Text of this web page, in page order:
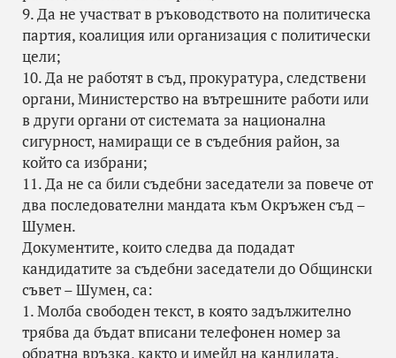
9. Да не участват в ръководството на политическа
партия, коалиция или организация с политически
цели;
10. Да не работят в съд, прокуратура, следствени
органи, Министерство на вътрешните работи или
в други органи от системата за национална
сигурност, намиращи се в съдебния район, за
който са избрани;
11. Да не са били съдебни заседатели за повече от
два последователни мандата към Окръжен съд –
Шумен.
Документите, които следва да подадат
кандидатите за съдебни заседатели до Общински
съвет – Шумен, са:
1. Молба свободен текст, в която задължително
трябва да бъдат вписани телефонен номер за
обратна връзка, както и имейл на кандидата.